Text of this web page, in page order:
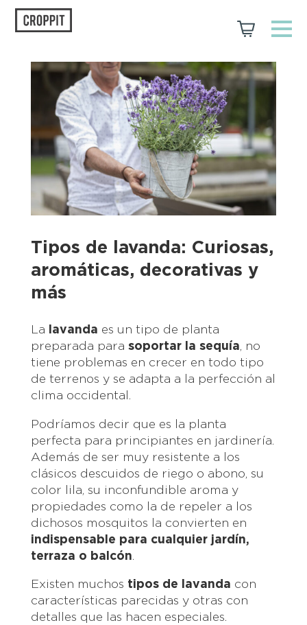
Tipos de lavanda: Curiosas,
aromáticas, decorativas y
más
La lavanda es un tipo de planta
preparada para soportar la sequía, no
tiene problemas en crecer en todo tipo
de terrenos y se adapta a la perfección al
clima occidental.
Podríamos decir que es la planta
perfecta para principiantes en jardinería.
Además de ser muy resistente a los
clásicos descuidos de riego o abono, su
color lila, su inconfundible aroma y
propiedades como la de repeler a los
dichosos mosquitos la convierten en
indispensable para cualquier jardín,
terraza o balcón.
Existen muchos tipos de lavanda con
características parecidas y otras con
detalles que las hacen especiales.